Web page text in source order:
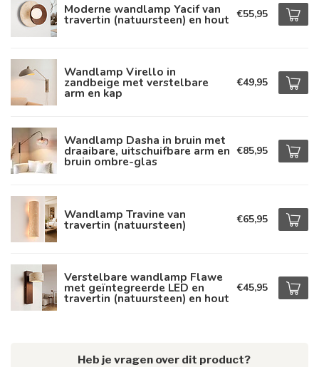
Moderne wandlamp Yacif van
travertin (natuursteen) en hout €55,95
Wandlamp Virello in
zandbeige met verstelbare
arm en kap
€49,95
Wandlamp Dasha in bruin met
draaibare, uitschuifbare arm en
bruin ombre-glas
€85,95
Wandlamp Travine van
travertin (natuursteen) €65,95
Verstelbare wandlamp Flawe
met geïntegreerde LED en
travertin (natuursteen) en hout
€45,95
Heb je vragen over dit product?